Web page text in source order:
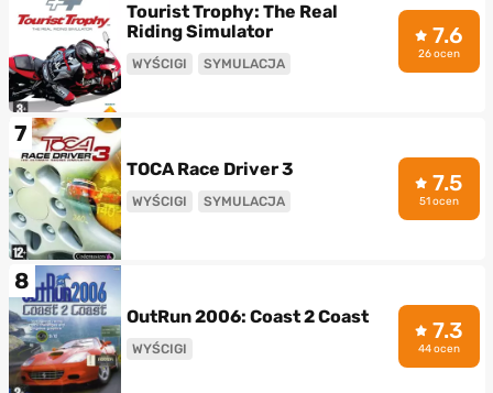
Tourist Trophy: The Real
Riding Simulator
WYŚCIGI SYMULACJA
7.6
26 ocen
7
TOCA Race Driver 3
WYŚCIGI SYMULACJA
7.5
51 ocen
8
OutRun 2006: Coast 2 Coast
WYŚCIGI
7.3
44 ocen